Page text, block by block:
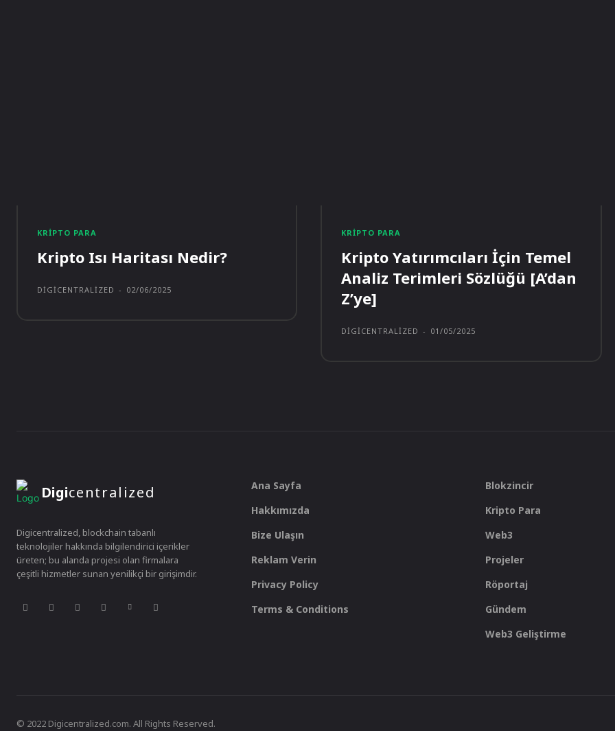
KRIPTO PARA
Kripto Isı Haritası Nedir?
DIGICENTRALIZED - 02/06/2025
KRIPTO PARA
Kripto Yatırımcıları İçin Temel
Analiz Terimleri Sözlüğü [A’dan
Z’ye]
DIGICENTRALIZED - 01/05/2025
Digicentralized
Digicentralized, blockchain tabanlı
teknolojiler hakkında bilgilendirici içerikler
üreten; bu alanda projesi olan firmalara
çeşitli hizmetler sunan yenilikçi bir girişimdir.
Ana Sayfa
Hakkımızda
Bize Ulaşın
Reklam Verin
Privacy Policy
Terms & Conditions
Blokzincir
Kripto Para
Web3
Projeler
Röportaj
Gündem
Web3 Geliştirme
© 2022 Digicentralized.com. All Rights Reserved.